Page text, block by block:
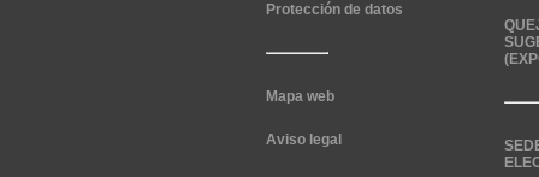
Protección de datos
Mapa web
Aviso legal